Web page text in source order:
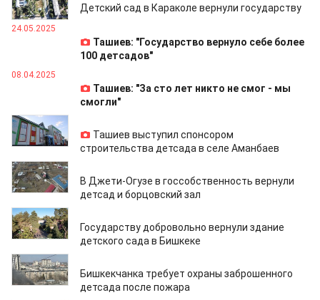
Детский сад в Караколе вернули государству
24.05.2025
Ташиев: "Государство вернуло себе более
100 детсадов"
08.04.2025
Ташиев: "За сто лет никто не смог - мы
смогли"
07.04.2025
Ташиев выступил спонсором
строительства детсада в селе Аманбаев
27.03.2025
В Джети-Огузе в госсобственность вернули
детсад и борцовский зал
24.03.2025
Государству добровольно вернули здание
детского сада в Бишкеке
19.03.2025
Бишкекчанка требует охраны заброшенного
детсада после пожара